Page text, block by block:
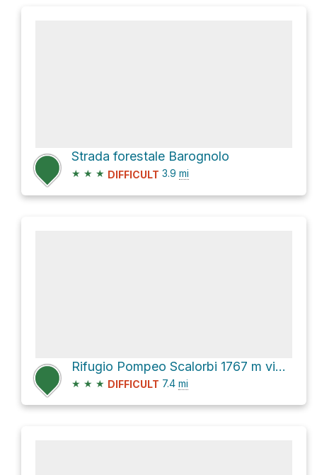
Strada forestale Barognolo
★ ★ ★ DIFFICULT 3.9 mi
Rifugio Pompeo Scalorbi 1767 m via 109
★ ★ ★ DIFFICULT 7.4 mi